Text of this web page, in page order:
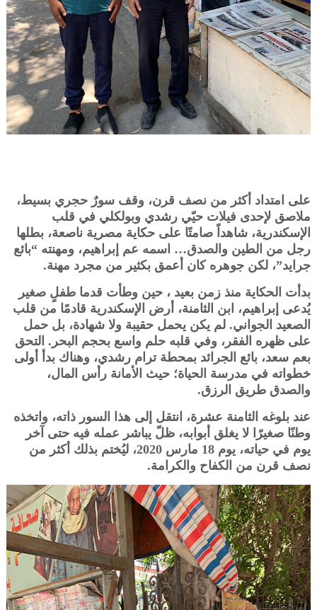
على امتداد أكثر من نصف قرن، وقف سورٌ حجري بسيط،
ملاصق لإحدى فيلات حيّي رشدي وبولكلي في قلب
الإسكندرية، شاهداً صامتًا على حكاية مصرية ناصعة، بطلها
رجل من الطين والصدق… اسمه عم إبراهيم، ومهنته “بائع
جرايد”، لكن جوهره كان أعمق بكثير من مجرد مهنة.
بدأت الحكاية منذ زمن بعيد ، حين وطأت قدما طفلٍ صغير
يُدعى إبراهيم، ابن الثامنة، أرض الإسكندرية قادمًا من قلب
الصعيد الجواني. لم يكن يحمل حقيبة ولا شهادة، بل حمل
على ظهره الفقر، وفي قلبه حلم واسع بحجم البحر. التحق
بعم سعد، بائع الجرائد بمحطة ترام رشدي، وهناك بدأ أولى
خطواته في مدرسة الحياة؛ حيث الأمانة رأس المال،
والصدق طريق الرزق.
عند بلوغه الثامنة عشرة، انتقل إلى هذا السور ذاته، واتخذه
وطنًا صغيرًا لا يغلق أبوابه، ظلّ يباشر عمله فيه حتى آخر
يوم في حياته، يوم 18 مارس 2020، ليُختم بذلك أكثر من
نصف قرن من الكفاح والكرامة.